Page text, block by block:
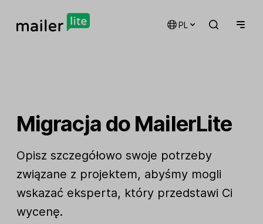
PL
Migracja do MailerLite
Opisz szczegółowo swoje potrzeby
związane z projektem, abyśmy mogli
wskazać eksperta, który przedstawi Ci
wycenę.